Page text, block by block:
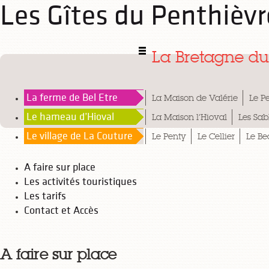
Les Gîtes du
La Bretagne
La ferme de Bel Etre La Maison de Valérie Le
Le hameau d’Hioval La Maison l’Hioval Les
Le village de La Couture Le Penty Le Cellier Le
A faire sur place
Les activités touristiques
Les tarifs
Contact et Accès
A faire sur place